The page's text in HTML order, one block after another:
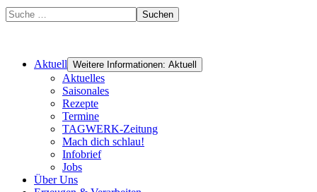
Suchen
Aktuell Weitere Informationen: Aktuell
Aktuelles
Saisonales
Rezepte
Termine
TAGWERK-Zeitung
Mach dich schlau!
Infobrief
Jobs
Über Uns